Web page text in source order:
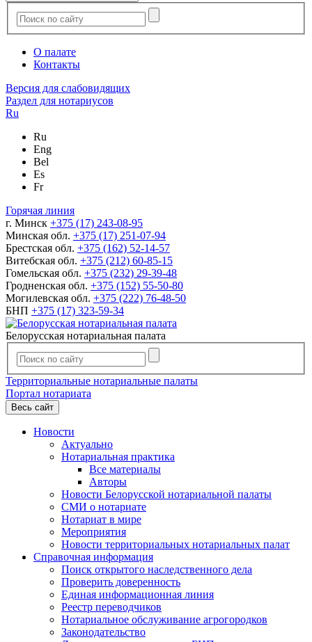
О палате
Контакты
Версия для слабовидящих
Раздел для нотариусов
Ru
Ru
Eng
Bel
Es
Fr
Горячая линия
г. Минск +375 (17) 243-08-95
Минская обл. +375 (17) 251-07-94
Брестская обл. +375 (162) 52-14-57
Витебская обл. +375 (212) 60-85-15
Гомельская обл. +375 (232) 29-39-48
Гродненская обл. +375 (152) 55-50-80
Могилевская обл. +375 (222) 76-48-50
БНП +375 (17) 323-59-34
Белорусская нотариальная палата
Территориальные нотариальные палаты
Портал нотариата
Весь сайт
Новости
Актуально
Нотариальная практика
Все материалы
Авторы
Новости Белорусской нотариальной палаты
СМИ о нотариате
Нотариат в мире
Мероприятия
Новости территориальных нотариальных палат
Справочная информация
Поиск открытого наследственного дела
Проверить доверенность
Единая информационная линия
Реестр переводчиков
Нотариальное обслуживание агрогородков
Законодательство